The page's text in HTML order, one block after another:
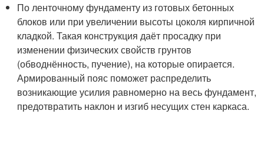
По ленточному фундаменту из готовых бетонных
блоков или при увеличении высоты цоколя кирпичной
кладкой. Такая конструкция даёт просадку при
изменении физических свойств грунтов
(обводнённость, пучение), на которые опирается.
Армированный пояс поможет распределить
возникающие усилия равномерно на весь фундамент,
предотвратить наклон и изгиб несущих стен каркаса.